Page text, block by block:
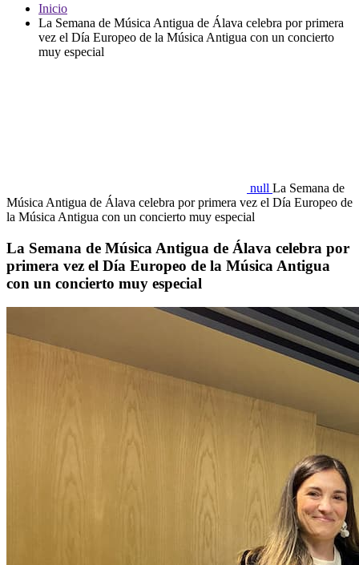
Inicio
La Semana de Música Antigua de Álava celebra por primera
vez el Día Europeo de la Música Antigua con un concierto
muy especial
null La Semana de
Música Antigua de Álava celebra por primera vez el Día Europeo de
la Música Antigua con un concierto muy especial
La Semana de Música Antigua de Álava celebra por
primera vez el Día Europeo de la Música Antigua
con un concierto muy especial